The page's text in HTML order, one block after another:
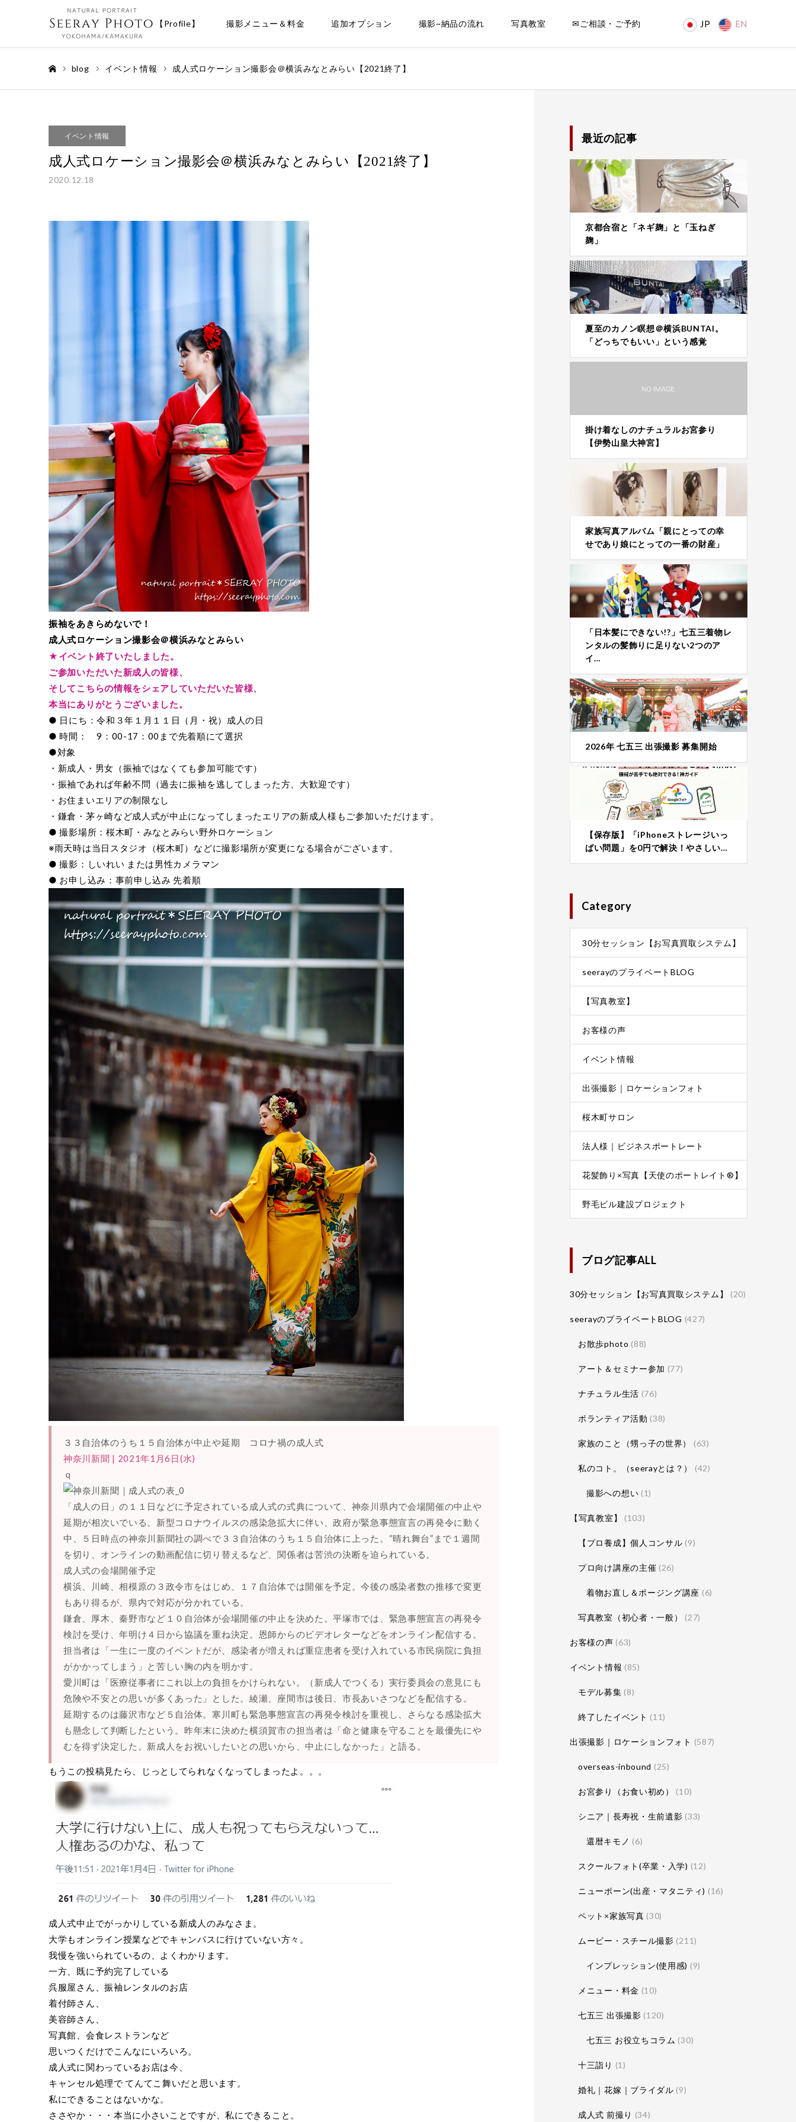
【Profile】 撮影メニュー＆料金 追加オプション 撮影~納品の流れ 写真教室 ✉ご相談・ご予約 JP EN
blog イベント情報 成人式ロケーション撮影会＠横浜みなとみらい【2021終了】
イベント情報
成人式ロケーション撮影会＠横浜みなとみらい【2021終了】
2020.12.18
振袖をあきらめないで！
成人式ロケーション撮影会＠横浜みなとみらい
★イベント終了いたしました。
ご参加いただいた新成人の皆様、
そしてこちらの情報をシェアしていただいた皆様、
本当にありがとうございました。
● 日にち：令和３年１月１１日（月・祝）成人の日
● 時間： 9：00-17：00まで先着順にて選択
●対象
・新成人・男女（振袖ではなくても参加可能です）
・振袖であれば年齢不問（過去に振袖を逃してしまった方、大歓迎です）
・お住まいエリアの制限なし
・鎌倉・茅ヶ崎など成人式が中止になってしまったエリアの新成人様もご参加いただけます。
● 撮影場所：桜木町・みなとみらい野外ロケーション
※雨天時は当日スタジオ（桜木町）などに撮影場所が変更になる場合がございます。
● 撮影：しいれい または男性カメラマン
● お申し込み：事前申し込み 先着順
３３自治体のうち１５自治体が中止や延期 コロナ禍の成人式
神奈川新聞 | 2021年1月6日(水)
ｑ
「成人の日」の１１日などに予定されている成人式の式典について、神奈川県内で会場開催の中止や
延期が相次いでいる。新型コロナウイルスの感染急拡大に伴い、政府が緊急事態宣言の再発令に動く
中、５日時点の神奈川新聞社の調べで３３自治体のうち１５自治体に上った。“晴れ舞台”まで１週間
を切り、オンラインの動画配信に切り替えるなど、関係者は苦渋の決断を迫られている。
成人式の会場開催予定
横浜、川崎、相模原の３政令市をはじめ、１７自治体では開催を予定。今後の感染者数の推移で変更
もあり得るが、県内で対応が分かれている。
鎌倉、厚木、秦野市など１０自治体が会場開催の中止を決めた。平塚市では、緊急事態宣言の再発令
検討を受け、年明け４日から協議を重ね決定。恩師からのビデオレターなどをオンライン配信する。
担当者は「一生に一度のイベントだが、感染者が増えれば重症患者を受け入れている市民病院に負担
がかかってしまう」と苦しい胸の内を明かす。
愛川町は「医療従事者にこれ以上の負担をかけられない。（新成人でつくる）実行委員会の意見にも
危険や不安との思いが多くあった」とした。綾瀬、座間市は後日、市長あいさつなどを配信する。
延期するのは藤沢市など５自治体。寒川町も緊急事態宣言の再発令検討を重視し、さらなる感染拡大
も懸念して判断したという。昨年末に決めた横須賀市の担当者は「命と健康を守ることを最優先にや
むを得ず決定した。新成人をお祝いしたいとの思いから、中止にしなかった」と語る。
もうこの投稿見たら、じっとしてられなくなってしまったよ。。。
成人式中止でがっかりしている新成人のみなさま。
大学もオンライン授業などでキャンパスに行けていない方々。
我慢を強いられているの、よくわかります。
一方、既に予約完了している
呉服屋さん、振袖レンタルのお店
着付師さん、
美容師さん、
写真館、会食レストランなど
思いつくだけでこんなにいろいろ。
成人式に関わっているお店は今、
キャンセル処理で てんてこ舞いだと思います。
私にできることはないかな。
ささやか・・・本当に小さいことですが、私にできること。
最近の記事
京都合宿と「ネギ麹」と「玉ねぎ
麹」
夏至のカノン瞑想＠横浜BUNTAI。
「どっちでもいい」という感覚
掛け着なしのナチュラルお宮参り
【伊勢山皇大神宮】
家族写真アルバム「親にとっての幸
せであり娘にとっての一番の財産」
「日本髪にできない!?」七五三着物レ
ンタルの髪飾りに足りない2つのア
イ…
2026年 七五三 出張撮影 募集開始
【保存版】「iPhoneストレージいっ
ぱい問題」を0円で解決！やさしい…
Category
30分セッション【お写真買取システム】
seerayのプライベートBLOG
【写真教室】
お客様の声
イベント情報
出張撮影｜ロケーションフォト
桜木町サロン
法人様｜ビジネスポートレート
花髪飾り×写真【天使のポートレイト®】
野毛ビル建設プロジェクト
ブログ記事ALL
30分セッション【お写真買取システム】 (20)
seerayのプライベートBLOG (427)
お散歩photo (88)
アート＆セミナー参加 (77)
ナチュラル生活 (76)
ボランティア活動 (38)
家族のこと（甥っ子の世界） (63)
私のコト。（seerayとは？） (42)
撮影への想い (1)
【写真教室】 (103)
【プロ養成】個人コンサル (9)
プロ向け講座の主催 (26)
着物お直し＆ポージング講座 (6)
写真教室（初心者・一般） (27)
お客様の声 (63)
イベント情報 (85)
モデル募集 (8)
終了したイベント (11)
出張撮影｜ロケーションフォト (587)
overseas-inbound (25)
お宮参り（お食い初め） (10)
シニア｜長寿祝・生前遺影 (33)
還暦キモノ (6)
スクールフォト(卒業・入学) (12)
ニューボーン(出産・マタニティ) (16)
ペット×家族写真 (30)
ムービー・スチール撮影 (211)
インプレッション(使用感) (9)
メニュー・料金 (10)
七五三 出張撮影 (120)
七五三 お役立ちコラム (30)
十三詣り (1)
婚礼｜花嫁｜ブライダル (9)
成人式 前撮り (34)